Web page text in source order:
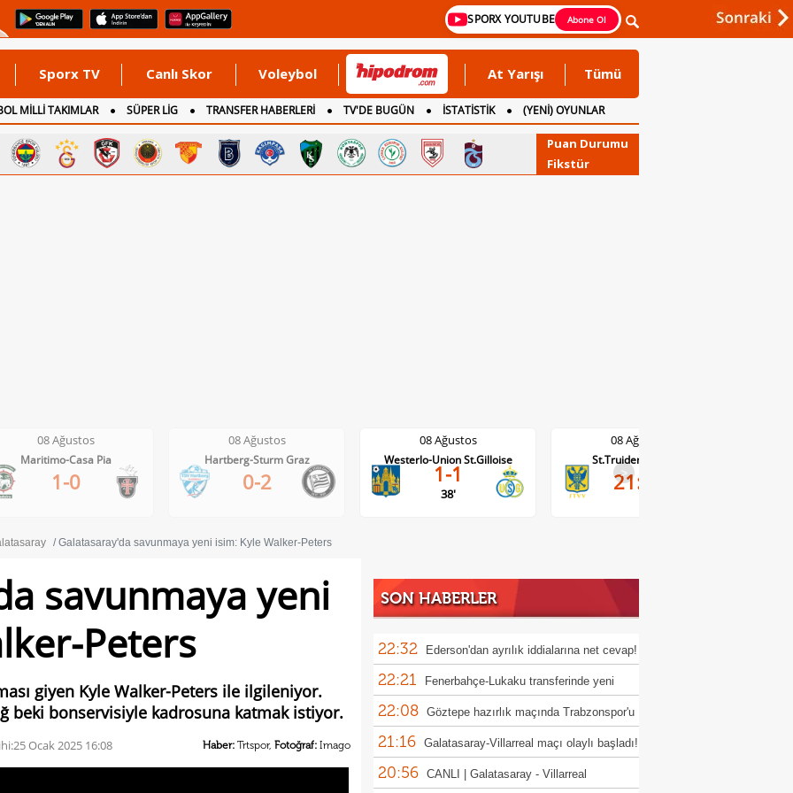
SPORX YOUTUBE Abone Ol
Sporx TV Canlı Skor Voleybol At Yarışı Tümü
MİLLİ TAKIMLAR SÜPER LİG TRANSFER HABERLERİ TV'DE BUGÜN İSTATİSTİK
(YENİ) OYUNLAR
Puan Durumu
Fikstür
08 Ağustos
Maritimo-Casa Pia
1-0
08 Ağustos
Hartberg-Sturm Graz
0-2
08 Ağustos
Westerlo-Union St.Gilloise
1-1
38'
08 Ağustos
St.Truiden-Lommel
21:45
>
Galatasaray'da savunmaya yeni isim: Kyle Walker-Peters
savunmaya yeni
Peters
giyen Kyle Walker-Peters ile ilgileniyor.
beki bonservisiyle kadrosuna katmak istiyor.
25 Ocak 2025 16:08 Haber: Trtspor, Fotoğraf: Imago
SON HABERLER
22:32 Ederson'dan ayrılık iddialarına net cevap!
22:21 Fenerbahçe-Lukaku transferinde yeni
gelişme
22:08 Göztepe hazırlık maçında Trabzonspor'u
geçti!
21:16 Galatasaray-Villarreal maçı olaylı başladı!
20:56 CANLI | Galatasaray - Villarreal